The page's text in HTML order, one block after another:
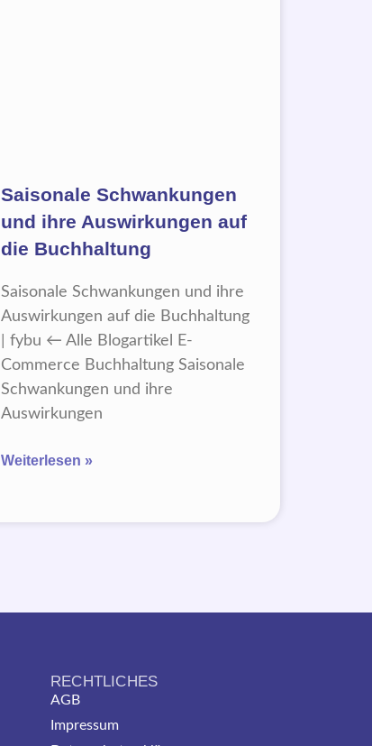
Saisonale Schwankungen
und ihre Auswirkungen auf
die Buchhaltung
Saisonale Schwankungen und ihre
Auswirkungen auf die Buchhaltung
| fybu ← Alle Blogartikel E-
Commerce Buchhaltung Saisonale
Schwankungen und ihre
Auswirkungen
Weiterlesen »
RECHTLICHES
AGB
Impressum